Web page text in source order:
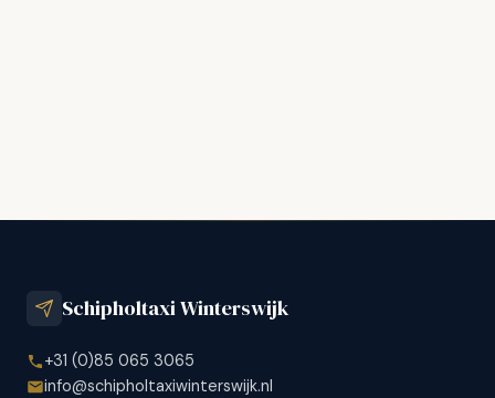
Schipholtaxi Winterswijk
+31 (0)85 065 3065
info@schipholtaxiwinterswijk.nl